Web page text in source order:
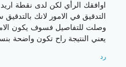
اوافقك الرأي لكن لدى نقطة
التدقيق في الامور لانك
وصلت للتفاصيل فسوف يكون
يعني النتيجة راح تكون واضحة بنسبة
رد